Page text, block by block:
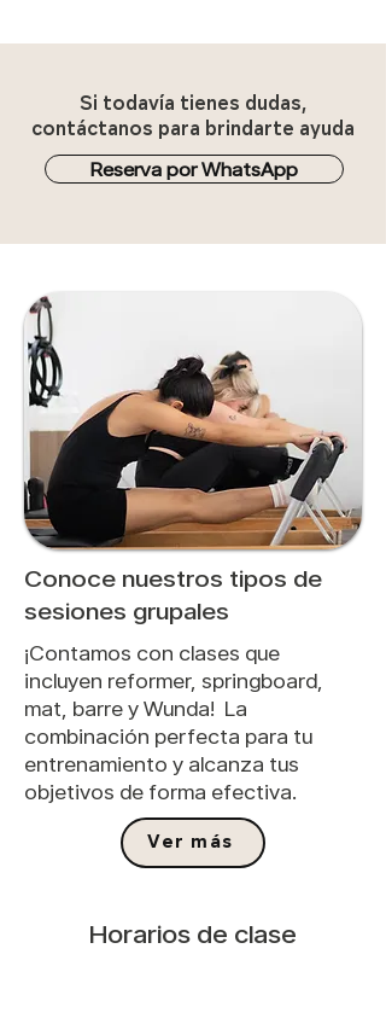
Si todavía tienes dudas,
contáctanos para brindarte ayuda
Reserva por WhatsApp
Conoce nuestros tipos de
sesiones grupales
¡Contamos con clases que
incluyen reformer, springboard,
mat, barre y Wunda! La
combinación perfecta para tu
entrenamiento y alcanza tus
objetivos de forma efectiva.
Ver más
Horarios de clase